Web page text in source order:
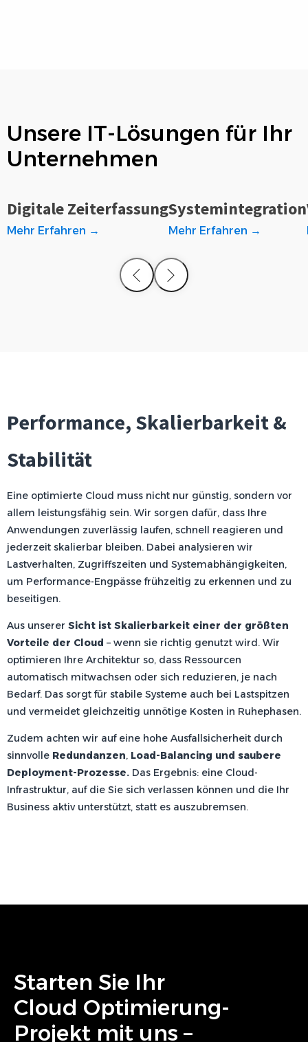
Unsere IT-Lösungen für Ihr
Unternehmen
Digitale Zeiterfassung
Mehr Erfahren →
Systemintegration
Mehr Erfahren →
Performance, Skalierbarkeit &
Stabilität
Eine optimierte Cloud muss nicht nur günstig, sondern vor
allem leistungsfähig sein. Wir sorgen dafür, dass Ihre
Anwendungen zuverlässig laufen, schnell reagieren und
jederzeit skalierbar bleiben. Dabei analysieren wir
Lastverhalten, Zugriffszeiten und Systemabhängigkeiten,
um Performance-Engpässe frühzeitig zu erkennen und zu
beseitigen.
Aus unserer Sicht ist Skalierbarkeit einer der größten
Vorteile der Cloud – wenn sie richtig genutzt wird. Wir
optimieren Ihre Architektur so, dass Ressourcen
automatisch mitwachsen oder sich reduzieren, je nach
Bedarf. Das sorgt für stabile Systeme auch bei Lastspitzen
und vermeidet gleichzeitig unnötige Kosten in Ruhephasen.
Zudem achten wir auf eine hohe Ausfallsicherheit durch
sinnvolle Redundanzen, Load-Balancing und saubere
Deployment-Prozesse. Das Ergebnis: eine Cloud-
Infrastruktur, auf die Sie sich verlassen können und die Ihr
Business aktiv unterstützt, statt es auszubremsen.
Starten Sie Ihr
Cloud Optimierung-
Projekt mit uns –